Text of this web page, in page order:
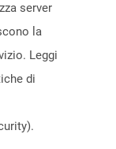
server
la
Leggi
di